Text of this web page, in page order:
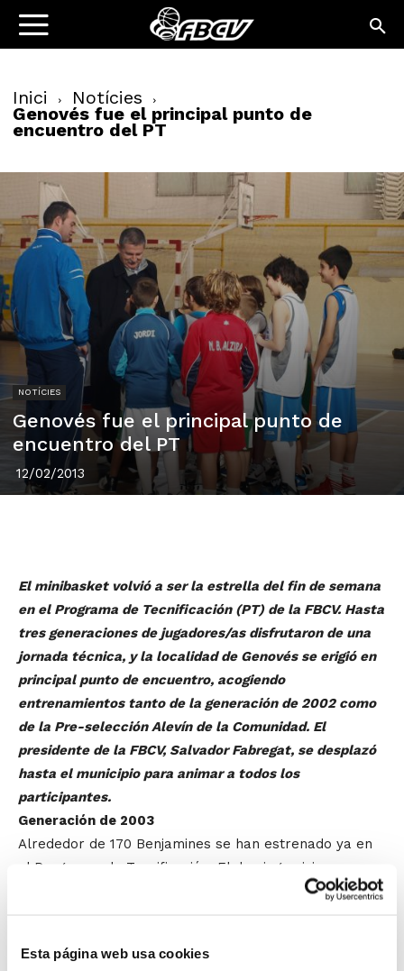
Esta página web usa cookies
Inici Notícies
Genovés fue el principal punto de
encuentro del PT
NOTÍCIES
Genovés fue el principal punto de
encuentro del PT
12/02/2013
El minibasket volvió a ser la estrella del fin de semana
en el Programa de Tecnificación (PT) de la FBCV. Hasta
tres generaciones de jugadores/as disfrutaron de una
jornada técnica, y la localidad de Genovés se erigió en
principal punto de encuentro, acogiendo
entrenamientos tanto de la generación de 2002 como
de la Pre-selección Alevín de la Comunidad. El
presidente de la FBCV, Salvador Fabregat, se desplazó
hasta el municipio para animar a todos los
participantes.
Generación de 2003
Alrededor de 170 Benjamines se han estrenado ya en
el Programa de Tecnificación. El domingo vivieron su
primer entrenamiento en El Campello, Paterna y
ayudarán a los niños y niñas a seguir formándose